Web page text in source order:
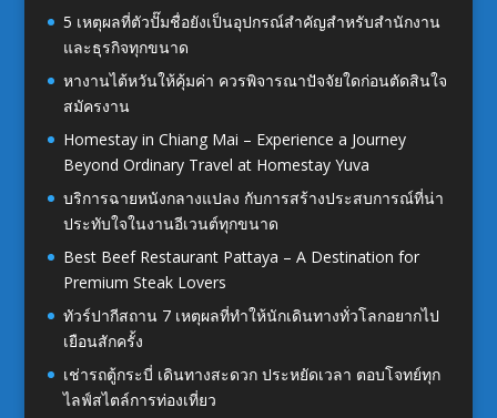
5 เหตุผลที่ตัวปั๊มชื่อยังเป็นอุปกรณ์สำคัญสำหรับสำนักงาน
และธุรกิจทุกขนาด
หางานไต้หวันให้คุ้มค่า ควรพิจารณาปัจจัยใดก่อนตัดสินใจ
สมัครงาน
Homestay in Chiang Mai – Experience a Journey
Beyond Ordinary Travel at Homestay Yuva
บริการฉายหนังกลางแปลง กับการสร้างประสบการณ์ที่น่า
ประทับใจในงานอีเวนต์ทุกขนาด
Best Beef Restaurant Pattaya – A Destination for
Premium Steak Lovers
ทัวร์ปากีสถาน 7 เหตุผลที่ทำให้นักเดินทางทั่วโลกอยากไป
เยือนสักครั้ง
เช่ารถตู้กระบี่ เดินทางสะดวก ประหยัดเวลา ตอบโจทย์ทุก
ไลฟ์สไตล์การท่องเที่ยว